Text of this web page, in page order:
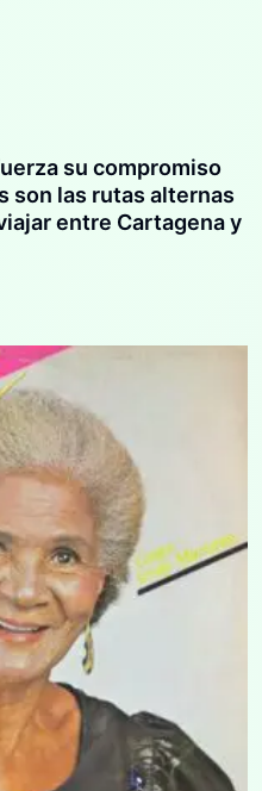
su compromiso
son las rutas alternas
entre Cartagena y